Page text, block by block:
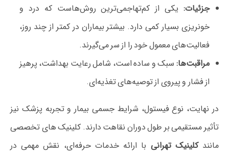
جزئیات: یکی از کم‌تهاجمی‌ترین روش‌هاست که درد و
خونریزی بسیار کمی دارد. بیشتر بیماران در کمتر از چند روز،
فعالیت‌های معمول خود را از سر می‌گیرند.
مراقبت‌ها: سبک و ساده است، شامل رعایت بهداشت، پرهیز
از فشار و پیروی از توصیه‌های تغذیه‌ای.
در نهایت، نوع فیستول، شرایط جسمی بیمار و تجربه پزشک نیز
تأثیر مستقیمی بر طول دوران نقاهت دارند. کلینیک‌ های تخصصی
مانندکلینیک تهرانی با ارائه خدمات حرفه‌ای، نقش مهمی در